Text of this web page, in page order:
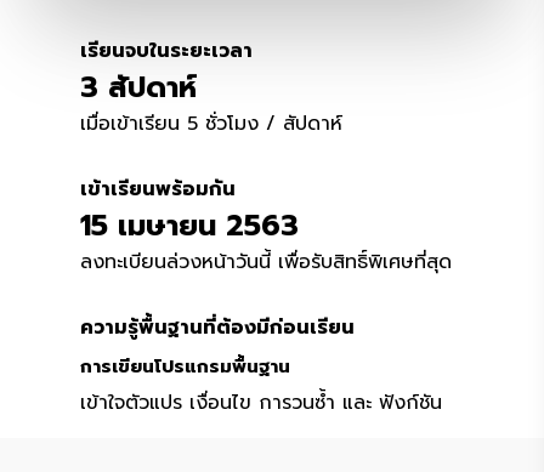
เรียนจบในระยะเวลา
3 สัปดาห์
เมื่อเข้าเรียน 5 ชั่วโมง / สัปดาห์
เข้าเรียนพร้อมกัน
15 เมษายน 2563
ลงทะเบียนล่วงหน้าวันนี้ เพื่อรับสิทธิ์พิเศษที่สุด
ความรู้พื้นฐานที่ต้องมีก่อนเรียน
การเขียนโปรแกรมพื้นฐาน
เข้าใจตัวแปร เงื่อนไข การวนซ้ำ และ ฟังก์ชัน